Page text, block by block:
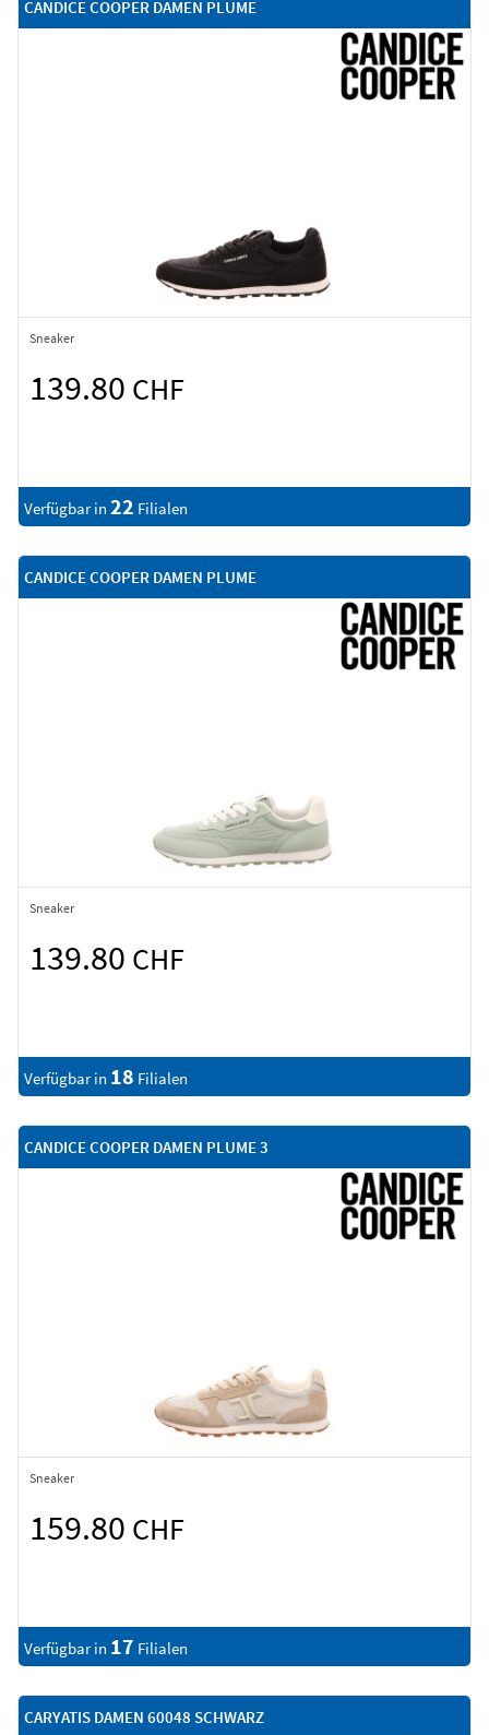
CANDICE COOPER DAMEN PLUME
Sneaker
139.80 CHF
Verfügbar in 22 Filialen
CANDICE COOPER DAMEN PLUME
Sneaker
139.80 CHF
Verfügbar in 18 Filialen
CANDICE COOPER DAMEN PLUME 3
Sneaker
159.80 CHF
Verfügbar in 17 Filialen
CARYATIS DAMEN 60048 SCHWARZ